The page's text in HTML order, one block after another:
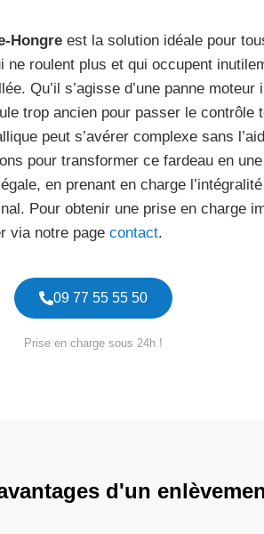
Hongre est la solution idéale pour
roulent plus et qui occupent
Qu’il s’agisse d’une panne moteur
trop ancien pour passer le contrôle
peut s’avérer complexe sans
pour transformer ce fardeau en
en prenant en charge
Pour obtenir une prise en charge
via notre page contact.
09 77 55 55 50
Prise en charge sous 24h !
d'un